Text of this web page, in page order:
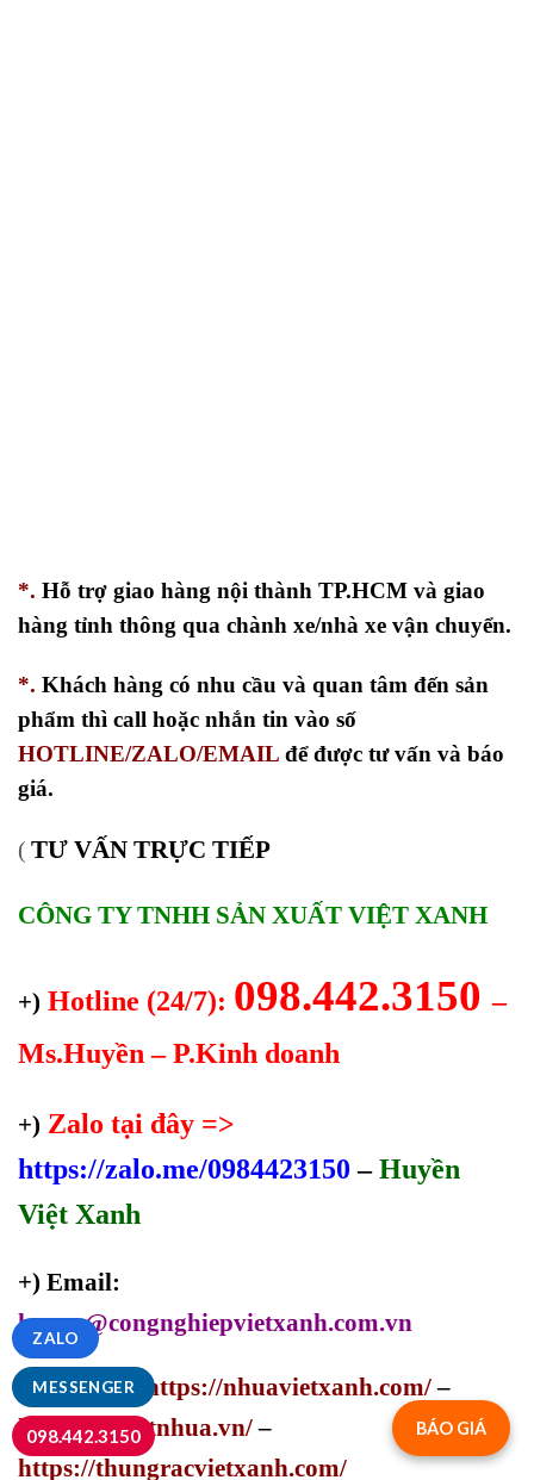
*. Hỗ trợ giao hàng nội thành TP.HCM và giao
hàng tỉnh thông qua chành xe/nhà xe vận chuyển.
*. Khách hàng có nhu cầu và quan tâm đến sản
phẩm thì call hoặc nhắn tin vào số
HOTLINE/ZALO/EMAIL để được tư vấn và báo
giá.
( TƯ VẤN TRỰC TIẾP
CÔNG TY TNHH SẢN XUẤT VIỆT XANH
+) Hotline (24/7): 098.442.3150–
Ms.Huyền – P.Kinh doanh
+) Zalo tại đây =>
https://zalo.me/0984423150 –Huyền
Việt Xanh
+) Email:
huyen@congnghiepvietxanh.com.vn
+) Website: https://nhuavietxanh.com/–
https://palletnhua.vn/ –
https://thungracvietxanh.com/
BÁO GIÁ
MESSENGER
ZALO
098.442.3150